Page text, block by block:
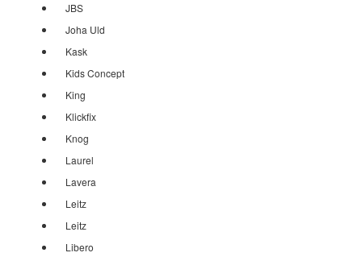
JBS
Joha Uld
Kask
Kids Concept
King
Klickfix
Knog
Laurel
Lavera
Leitz
Leitz
Libero